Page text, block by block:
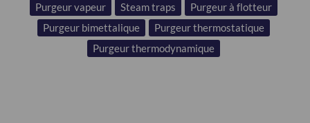
Purgeur vapeur
Steam traps
Purgeur à flotteur
Purgeur bimettalique
Purgeur thermostatique
Purgeur thermodynamique